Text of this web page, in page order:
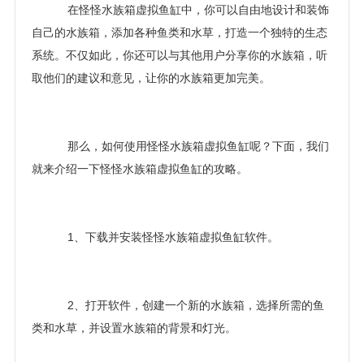
在怪怪水族箱虚拟鱼缸中，你可以自由地设计和装饰
自己的水族箱，添加各种鱼类和水草，打造一个独特的生态
系统。不仅如此，你还可以与其他用户分享你的水族箱，听
取他们的建议和意见，让你的水族箱更加完美。
那么，如何使用怪怪水族箱虚拟鱼缸呢？下面，我们
就来介绍一下怪怪水族箱虚拟鱼缸的攻略。
1、下载并安装怪怪水族箱虚拟鱼缸软件。
2、打开软件，创建一个新的水族箱，选择所需的鱼
类和水草，并设置水族箱的背景和灯光。